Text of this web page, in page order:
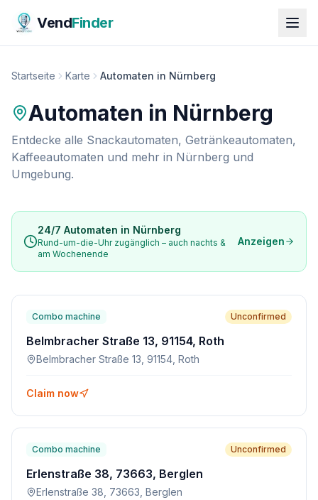
VendFinder
Startseite Karte Automaten in Nürnberg
Automaten in Nürnberg
Entdecke alle Snackautomaten, Getränkeautomaten,
Kaffeeautomaten und mehr in Nürnberg und
Umgebung.
24/7 Automaten in Nürnberg
Rund-um-die-Uhr zugänglich – auch nachts &
am Wochenende
Anzeigen
Combo machine Unconfirmed
Belmbracher Straße 13, 91154, Roth
Belmbracher Straße 13, 91154, Roth
Claim now
Combo machine Unconfirmed
Erlenstraße 38, 73663, Berglen
Erlenstraße 38, 73663, Berglen